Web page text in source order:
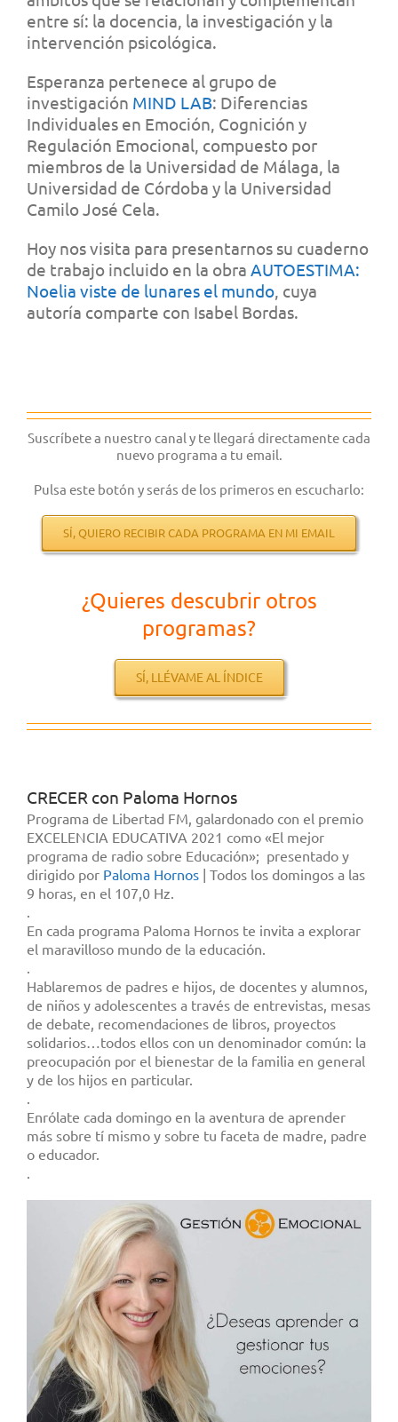
entre sí: la docencia, la investigación y la
intervención psicológica.
Esperanza pertenece al grupo de
investigación MIND LAB: Diferencias
Individuales en Emoción, Cognición y
Regulación Emocional, compuesto por
miembros de la Universidad de Málaga, la
Universidad de Córdoba y la Universidad
Camilo José Cela.
Hoy nos visita para presentarnos su cuaderno
de trabajo incluido en la obra AUTOESTIMA:
Noelia viste de lunares el mundo , cuya
autoría comparte con Isabel Bordas.
Suscríbete a nuestro canal y te llegará directamente cada
nuevo programa a tu email.
Pulsa este botón y serás de los primeros en escucharlo:
SÍ, QUIERO RECIBIR CADA PROGRAMA EN MI EMAIL
¿Quieres descubrir otros
programas?
SÍ, LLÉVAME AL ÍNDICE
CRECER con Paloma Hornos
Programa de Libertad FM, galardonado con el premio
EXCELENCIA EDUCATIVA 2021 como «El mejor
programa de radio sobre Educación»; presentado y
dirigido por Paloma Hornos | Todos los domingos a las
9 horas, en el 107,0 Hz.
En cada programa Paloma Hornos te invita a explorar
el maravilloso mundo de la educación.
Hablaremos de padres e hijos, de docentes y alumnos,
de niños y adolescentes a través de entrevistas, mesas
de debate, recomendaciones de libros, proyectos
solidarios…todos ellos con un denominador común: la
preocupación por el bienestar de la familia en general
y de los hijos en particular.
Enrólate cada domingo en la aventura de aprender
más sobre tí mismo y sobre tu faceta de madre, padre
o educador.